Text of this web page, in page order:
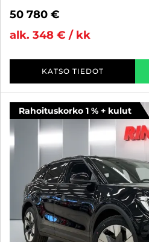
50 780 €
alk. 348 € / kk
KATSO TIEDOT
Rahoituskorko 1 % + kulut